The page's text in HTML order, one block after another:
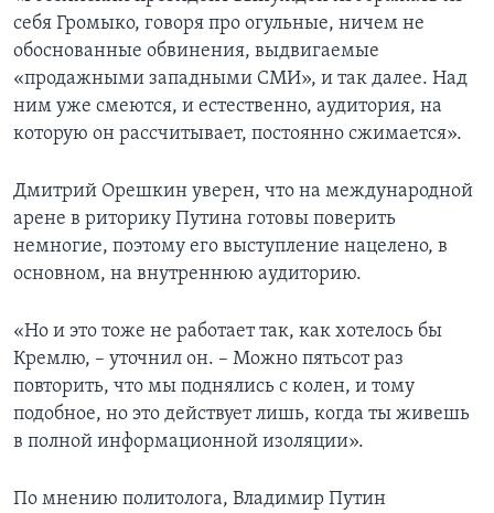
себя Громыко, говоря про огульные, ничем не
обоснованные обвинения, выдвигаемые
«продажными западными СМИ», и так далее. Над
ним уже смеются, и естественно, аудитория, на
которую он рассчитывает, постоянно сжимается».
Дмитрий Орешкин уверен, что на международной
арене в риторику Путина готовы поверить
немногие, поэтому его выступление нацелено, в
основном, на внутреннюю аудиторию.
«Но и это тоже не работает так, как хотелось бы
Кремлю, – уточнил он. – Можно пятьсот раз
повторить, что мы поднялись с колен, и тому
подобное, но это действует лишь, когда ты живешь
в полной информационной изоляции».
По мнению политолога, Владимир Путин